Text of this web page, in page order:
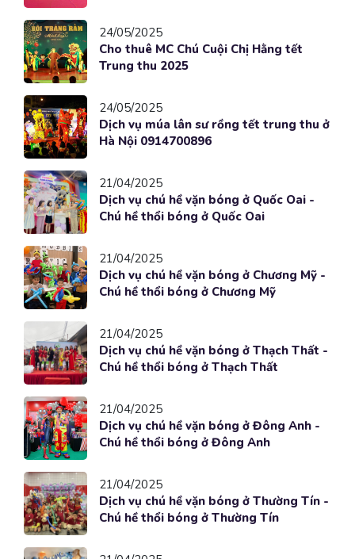
24/05/2025
Cho thuê MC Chú Cuội Chị Hằng tết
Trung thu 2025
24/05/2025
Dịch vụ múa lân sư rồng tết trung thu ở
Hà Nội 0914700896
21/04/2025
Dịch vụ chú hề vặn bóng ở Quốc Oai -
Chú hề thổi bóng ở Quốc Oai
21/04/2025
Dịch vụ chú hề vặn bóng ở Chương Mỹ -
Chú hề thổi bóng ở Chương Mỹ
21/04/2025
Dịch vụ chú hề vặn bóng ở Thạch Thất -
Chú hề thổi bóng ở Thạch Thất
21/04/2025
Dịch vụ chú hề vặn bóng ở Đông Anh -
Chú hề thổi bóng ở Đông Anh
21/04/2025
Dịch vụ chú hề vặn bóng ở Thường Tín -
Chú hề thổi bóng ở Thường Tín